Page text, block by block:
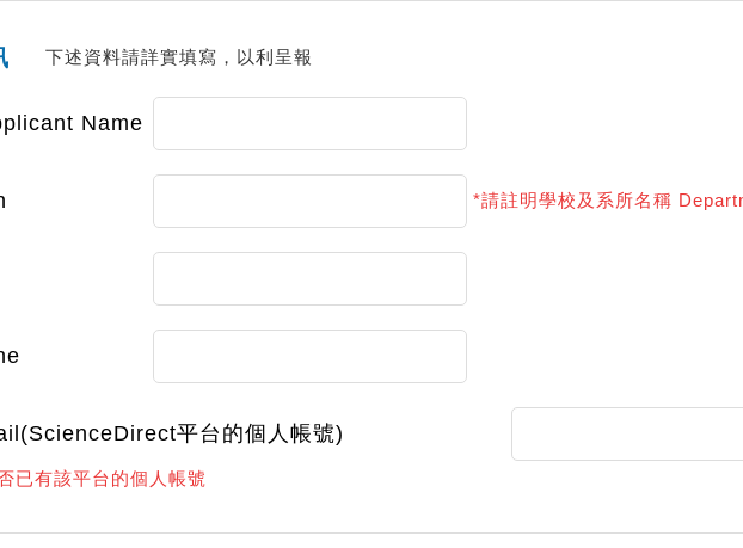
下述資料請詳實填寫，以利呈報
Name
*請註明學校及系所名稱
平台的個人帳號)
已有該平台的個人帳號